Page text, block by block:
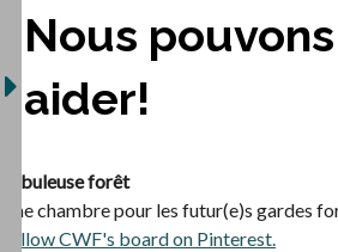
Nous
aider!
Fabuleuse forêt
Une chambre pour les futur(e)s gardes
Follow CWF's board on Pinterest.